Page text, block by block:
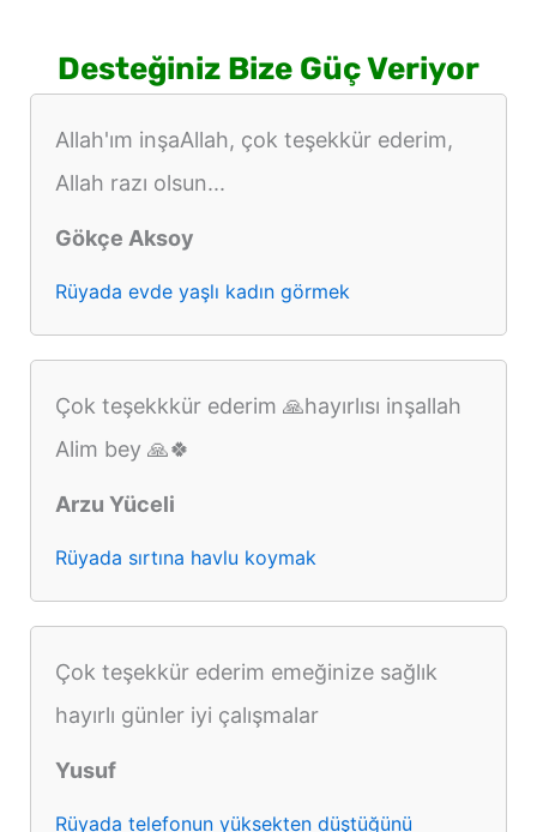
Desteğiniz Bize Güç Veriyor
Allah'ım inşaAllah, çok teşekkür ederim,
Allah razı olsun...
Gökçe Aksoy
Rüyada evde yaşlı kadın görmek
Çok teşekkkür ederim 🙏hayırlısı inşallah
Alim bey 🙏🍀
Arzu Yüceli
Rüyada sırtına havlu koymak
Çok teşekkür ederim emeğinize sağlık
hayırlı günler iyi çalışmalar
Yusuf
Rüyada telefonun yüksekten düştüğünü